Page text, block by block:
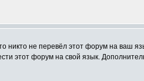
никто не перевёл этот форум на ваш
этот форум на свой язык.